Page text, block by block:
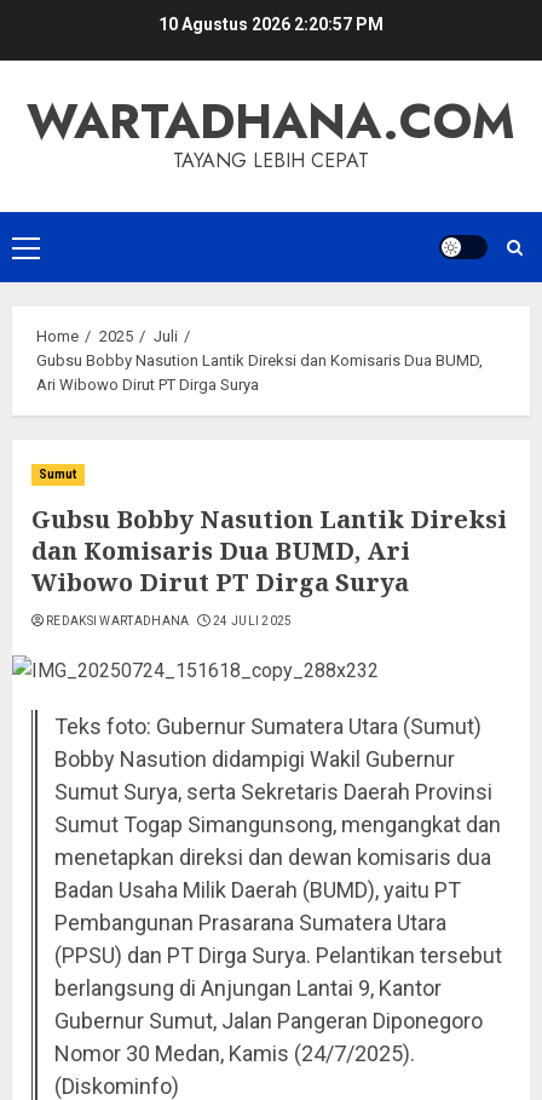
10 Agustus 2026 2:20:57 PM
WARTADHANA.COM
TAYANG LEBIH CEPAT
Primary
Menu
Home 2025
Juli
Gubsu Bobby Nasution Lantik Direksi dan Komisaris Dua BUMD,
Ari Wibowo Dirut PT Dirga Surya
Sumut
Gubsu Bobby Nasution Lantik Direksi
dan Komisaris Dua BUMD, Ari
Wibowo Dirut PT Dirga Surya
REDAKSI WARTADHANA 24 JULI 2025
Teks foto: Gubernur Sumatera Utara (Sumut)
Bobby Nasution didampigi Wakil Gubernur
Sumut Surya, serta Sekretaris Daerah Provinsi
Sumut Togap Simangunsong, mengangkat dan
menetapkan direksi dan dewan komisaris dua
Badan Usaha Milik Daerah (BUMD), yaitu PT
Pembangunan Prasarana Sumatera Utara
(PPSU) dan PT Dirga Surya. Pelantikan tersebut
berlangsung di Anjungan Lantai 9, Kantor
Gubernur Sumut, Jalan Pangeran Diponegoro
Nomor 30 Medan, Kamis (24/7/2025).
(Diskominfo)